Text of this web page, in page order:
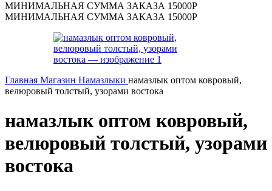
МИНИМАЛЬНАЯ СУММА ЗАКАЗА 15000Р
МИНИМАЛЬНАЯ СУММА ЗАКАЗА 15000Р
Главная Магазин Намазлыки намазлык оптом ковровый,
велюровый толстый, узорами востока
намазлык оптом ковровый,
велюровый толстый, узорами
востока